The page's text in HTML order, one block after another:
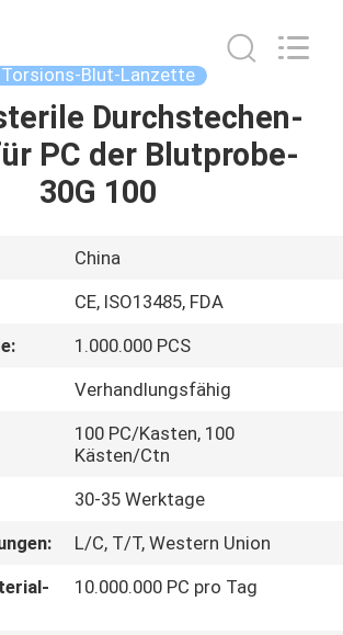
Torsions-Blut-Lanzette
Durchstechen-
PC der Blutprobe-
30G 100
China
CE, ISO13485, FDA
1.000.000 PCS
Verhandlungsfähig
100 PC/Kasten, 100
Kästen/Ctn
30-35 Werktage
L/C, T/T, Western Union
10.000.000 PC pro Tag